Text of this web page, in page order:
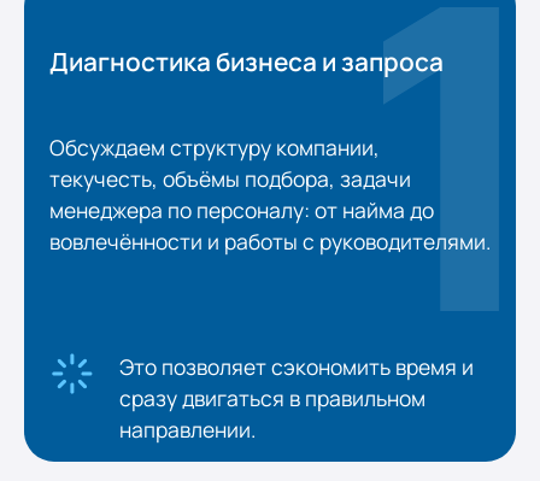
Диагностика бизнеса и запроса
Обсуждаем структуру компании,
текучесть, объёмы подбора, задачи
менеджера по персоналу: от найма до
вовлечённости и работы с руководителями.
Это позволяет сэкономить время и
сразу двигаться в правильном
направлении.